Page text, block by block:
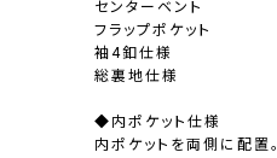
センターベント
フラップポケット
袖4釦仕様
総裏地仕様
◆内ポケット仕様
内ポケットを両側に配置。